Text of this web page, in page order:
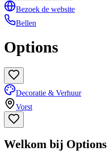
Bezoek de website
Bellen
Options
Decoratie & Verhuur
Vorst
Welkom bij Options